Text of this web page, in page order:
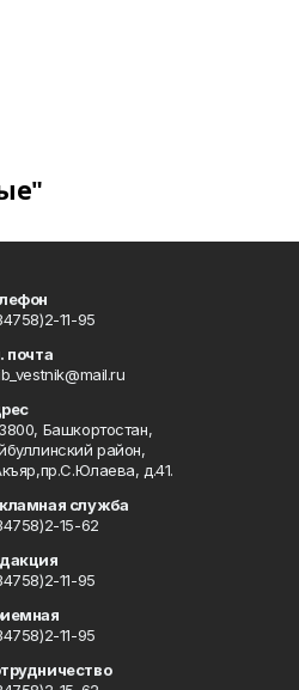
11-95
почта
Башкортостан,
район,
д.41.
служба
15-62
11-95
11-95